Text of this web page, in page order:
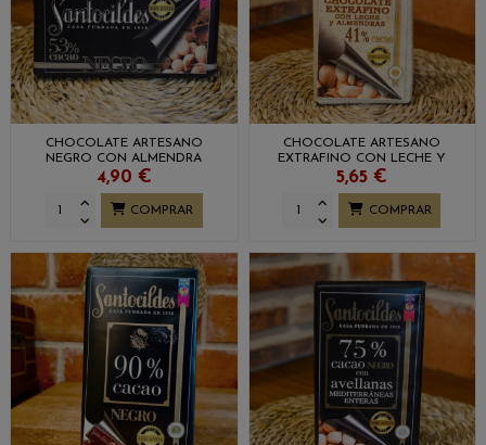
CHOCOLATE ARTESANO
NEGRO CON ALMENDRA
ENTERA SANTOCILDES
4,90 €
COMPRAR
CHOCOLATE ARTESANO
EXTRAFINO CON LECHE Y
ALMENDRA SANTOCILDES
5,65 €
COMPRAR